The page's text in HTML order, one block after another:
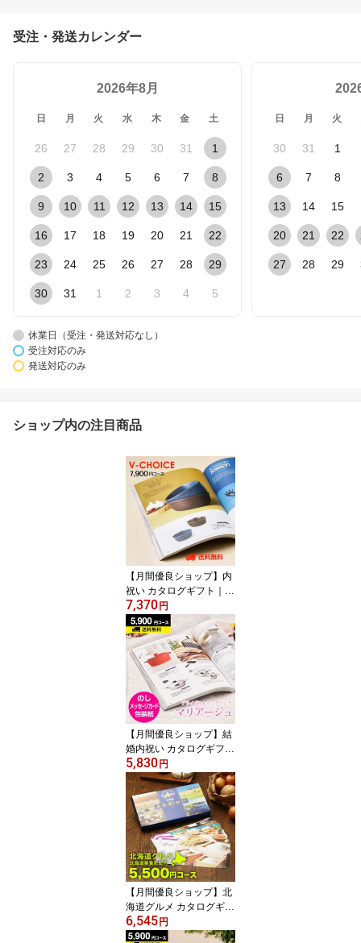
受注・発送カレンダー
2026年8月
日 月 火 水 木 金 土
26 27 28 29 30 31 1
2 3 4 5 6 7 8
9 10 11 12 13 14 15
16 17 18 19 20 21 22
23 24 25 26 27 28 29
30 31 1 2 3 4 5
日 月 火
30 31 1
6 7 8
13 14 15
20 21 22
27 28 29
休業日（受注・発送対応なし）
受注対応のみ
発送対応のみ
ショップ内の注目商品
【月間優良ショップ】内
祝い カタログギフト｜V
チョイス 7900円コース
｜引き出物 出産内祝い
香典返し 快気祝い お祝
い 内祝 ギフトカタログ
グルメ CATALOG GIFT
ギフトカタログ 誕生日
体験 温泉 食事
7,370 円
【月間優良ショップ】結
婚内祝い カタログギフト
マリアージュ 5900円コ
ース｜引き出物 カタログ
ギフト 結婚内祝い お祝
い ギフトカタログ 内祝
い CATALOG GIFT 寿 結
婚祝い 定番 体験 温泉 食
事 お返し
5,830 円
【月間優良ショップ】北
海道グルメ カタログギフ
ト CATALOG GIFT 北海
道美食彩紀行 ライラック
6,545 円